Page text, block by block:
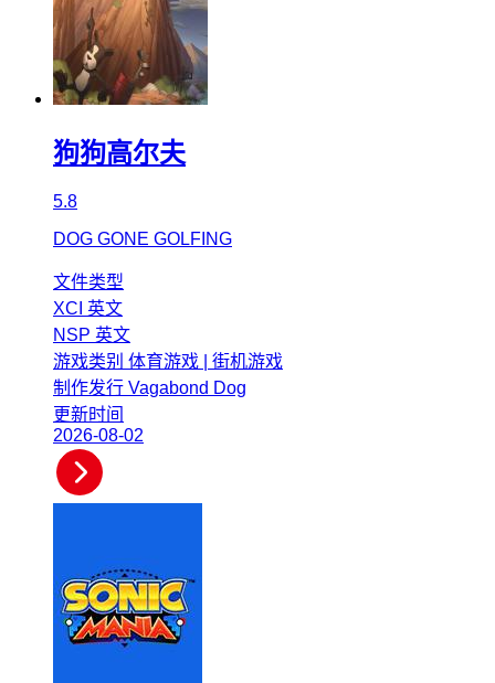
狗狗高尔夫
5.8
DOG GONE GOLFING
文件类型
XCI 英文
NSP 英文
游戏类别 体育游戏 | 街机游戏
制作发行 Vagabond Dog
更新时间
2026-08-02